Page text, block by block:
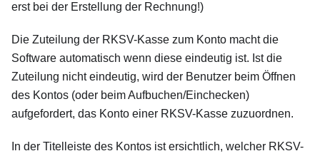
erst bei der Erstellung der Rechnung!)
Die Zuteilung der RKSV-Kasse zum Konto macht die
Software automatisch wenn diese eindeutig ist. Ist die
Zuteilung nicht eindeutig, wird der Benutzer beim Öffnen
des Kontos (oder beim Aufbuchen/Einchecken)
aufgefordert, das Konto einer RKSV-Kasse zuzuordnen.
In der Titelleiste des Kontos ist ersichtlich, welcher RKSV-